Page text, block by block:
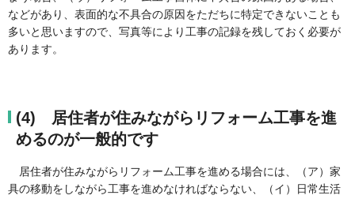
などがあり、表面的な不具合の原因をただちに特定できないことも
多いと思いますので、写真等により工事の記録を残しておく必要が
あります。
(4) 居住者が住みながらリフォーム工事を進
めるのが一般的です
居住者が住みながらリフォーム工事を進める場合には、（ア）家
具の移動をしながら工事を進めなければならない、（イ）日常生活